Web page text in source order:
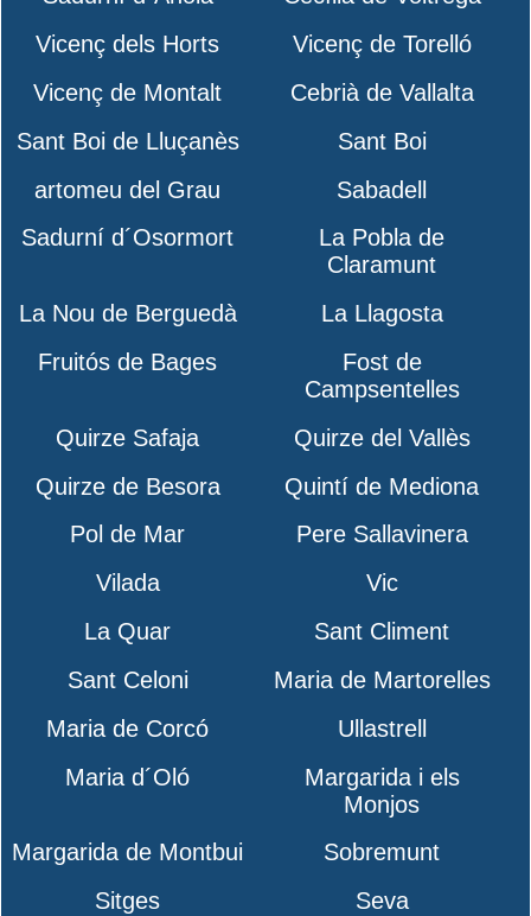
Vicenç dels Horts
Vicenç de Torelló
Vicenç de Montalt
Cebrià de Vallalta
Sant Boi de Lluçanès
Sant Boi
artomeu del Grau
Sabadell
Sadurní d´Osormort
La Pobla de
Claramunt
La Nou de Berguedà
La Llagosta
Fruitós de Bages
Fost de
Campsentelles
Quirze Safaja
Quirze del Vallès
Quirze de Besora
Quintí de Mediona
Pol de Mar
Pere Sallavinera
Vilada
Vic
La Quar
Sant Climent
Sant Celoni
Maria de Martorelles
Maria de Corcó
Ullastrell
Maria d´Oló
Margarida i els
Monjos
Margarida de Montbui
Sobremunt
Sitges
Seva